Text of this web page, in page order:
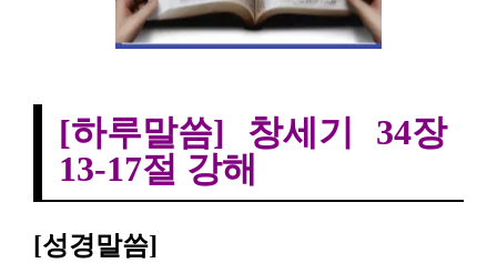
[하루말씀] 창세기 34장
13-17절 강해
[성경말씀]